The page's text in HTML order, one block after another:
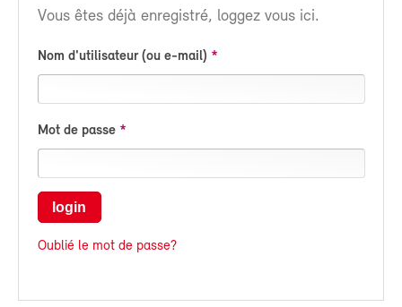
Vous êtes déjà enregistré, loggez vous ici.
Nom d'utilisateur (ou e-mail)
Mot de passe
login
Oublié le mot de passe?